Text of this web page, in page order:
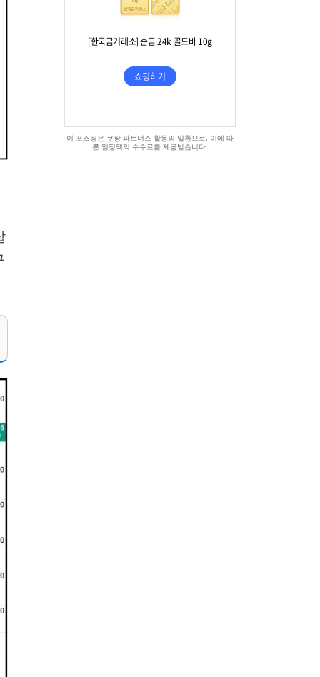
이 포스팅은 쿠팡 파트너스 활동의 일환으로, 이에 따
른 일정액의 수수료를 제공받습니다.